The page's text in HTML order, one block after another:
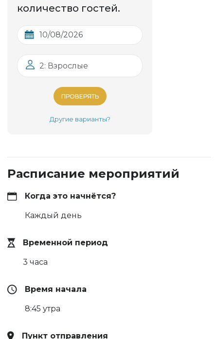
количество гостей.
2: Взрослые
ПРОВЕРЯТЬ
Другие варианты?
Расписание мероприятий
Когда это начнётся?
Каждый день
Временной период
3 часа
Время начала
8:45 утра
Пункт отправления